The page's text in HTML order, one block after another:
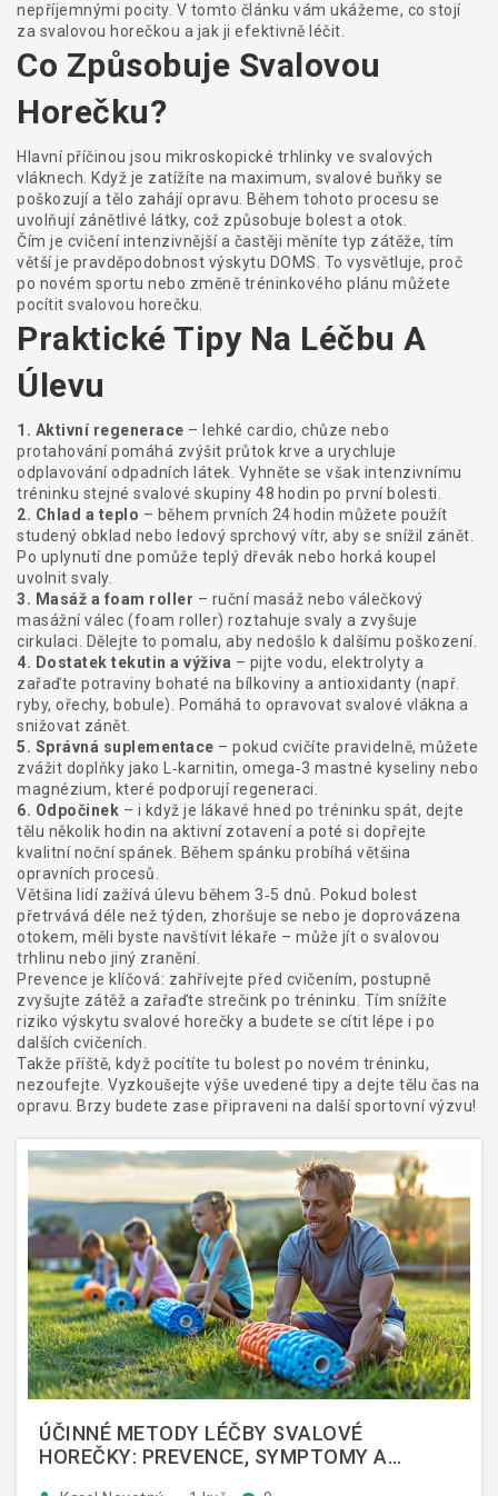
nepříjemnými pocity. V tomto článku vám ukážeme, co stojí
za svalovou horečkou a jak ji efektivně léčit.
Co Způsobuje Svalovou
Horečku?
Hlavní příčinou jsou mikroskopické trhlinky ve svalových
vláknech. Když je zatížíte na maximum, svalové buňky se
poškozují a tělo zahájí opravu. Během tohoto procesu se
uvolňují zánětlivé látky, což způsobuje bolest a otok.
Čím je cvičení intenzivnější a častěji měníte typ zátěže, tím
větší je pravděpodobnost výskytu DOMS. To vysvětluje, proč
po novém sportu nebo změně tréninkového plánu můžete
pocítit svalovou horečku.
Praktické Tipy Na Léčbu A
Úlevu
1. Aktivní regenerace – lehké cardio, chůze nebo
protahování pomáhá zvýšit průtok krve a urychluje
odplavování odpadních látek. Vyhněte se však intenzivnímu
tréninku stejné svalové skupiny 48 hodin po první bolesti.
2. Chlad a teplo – během prvních 24 hodin můžete použít
studený obklad nebo ledový sprchový vítr, aby se snížil zánět.
Po uplynutí dne pomůže teplý dřevák nebo horká koupel
uvolnit svaly.
3. Masáž a foam roller – ruční masáž nebo válečkový
masážní válec (foam roller) roztahuje svaly a zvyšuje
cirkulaci. Dělejte to pomalu, aby nedošlo k dalšímu poškození.
4. Dostatek tekutin a výživa – pijte vodu, elektrolyty a
zařaďte potraviny bohaté na bílkoviny a antioxidanty (např.
ryby, ořechy, bobule). Pomáhá to opravovat svalové vlákna a
snižovat zánět.
5. Správná suplementace – pokud cvičíte pravidelně, můžete
zvážit doplňky jako L‑karnitin, omega‑3 mastné kyseliny nebo
magnézium, které podporují regeneraci.
6. Odpočinek – i když je lákavé hned po tréninku spát, dejte
tělu několik hodin na aktivní zotavení a poté si dopřejte
kvalitní noční spánek. Během spánku probíhá většina
opravních procesů.
Většina lidí zažívá úlevu během 3‑5 dnů. Pokud bolest
přetrvává déle než týden, zhoršuje se nebo je doprovázena
otokem, měli byste navštívit lékaře – může jít o svalovou
trhlinu nebo jiný zranění.
Prevence je klíčová: zahřívejte před cvičením, postupně
zvyšujte zátěž a zařaďte strečink po tréninku. Tím snížíte
riziko výskytu svalové horečky a budete se cítit lépe i po
dalších cvičeních.
Takže příště, když pocítíte tu bolest po novém tréninku,
nezoufejte. Vyzkoušejte výše uvedené tipy a dejte tělu čas na
opravu. Brzy budete zase připraveni na další sportovní výzvu!
ÚČINNÉ METODY LÉČBY SVALOVÉ
HOREČKY: PREVENCE, SYMPTOMY A